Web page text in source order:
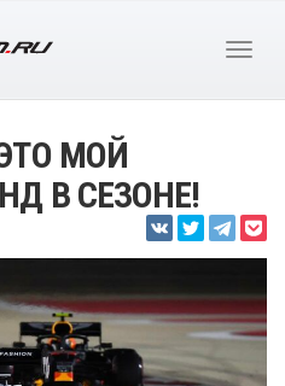
МОЙ
В СЕЗОНЕ!